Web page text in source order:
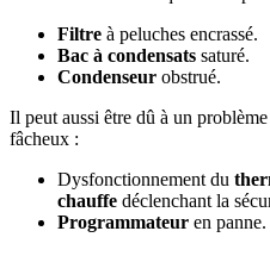
Filtre à peluches encrassé.
Bac à condensats saturé.
Condenseur obstrué.
Il peut aussi être dû à un
fâcheux :
Dysfonctionnement du
chauffe déclenchant la
Programmateur en panne.